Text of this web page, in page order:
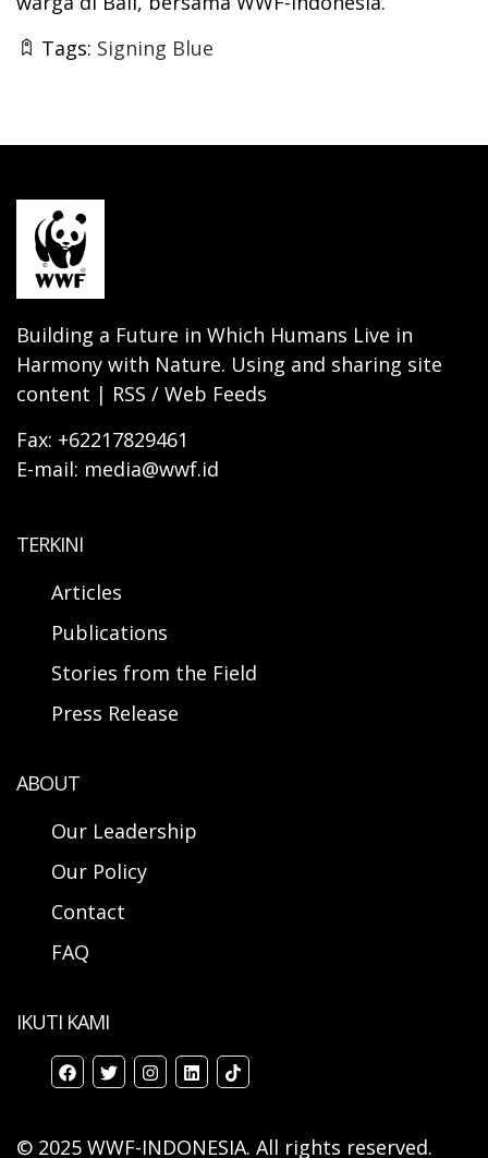
Tags: Signing Blue
Building a Future in Which Humans Live in
Harmony with Nature. Using and sharing site
content | RSS / Web Feeds
Fax: +62217829461
E-mail: media@wwf.id
TERKINI
Articles
Publications
Stories from the Field
Press Release
ABOUT
Our Leadership
Our Policy
Contact
FAQ
IKUTI KAMI
© 2025 WWF-INDONESIA. All rights reserved.